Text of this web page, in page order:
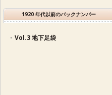
1920 年代以前のバックナンバー
Vol.3 地下足袋